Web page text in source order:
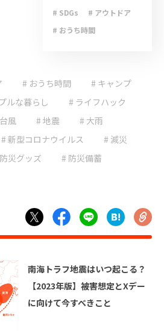
# SDGs
# アウトドア
# おうち時間
# ライフハック
# 停電
# 台風
# 地震
# 大雨
# 大雪
# 避難
# 防災
# おうち時間
# キャンプ
ルな暮らし
# ライフハック
風 # 地震
# 大雨
# 新型コロナウイルス
# 減災
災グッズ
# 防災備蓄
南海トラフ地震はいつ起こる？
【2023年版】被害想定とXデー
に向けて今すべきこと